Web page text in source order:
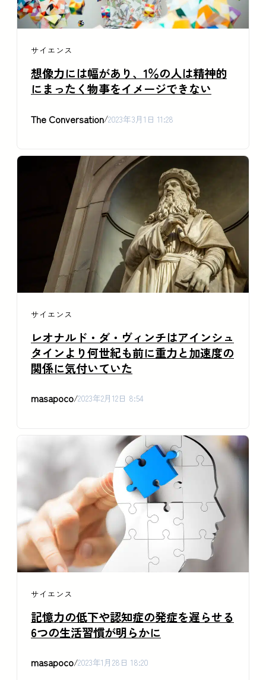
サイエンス
想像力には幅があり、1％の人は精神的
にまったく物事をイメージできない
The Conversation/2023年3月1日 11:28
サイエンス
レオナルド・ダ・ヴィンチはアインシュ
タインより何世紀も前に重力と加速度の
関係に気付いていた
masapoco/2023年2月12日 8:54
サイエンス
記憶力の低下や認知症の発症を遅らせる
6つの生活習慣が明らかに
masapoco/2023年1月28日 18:20